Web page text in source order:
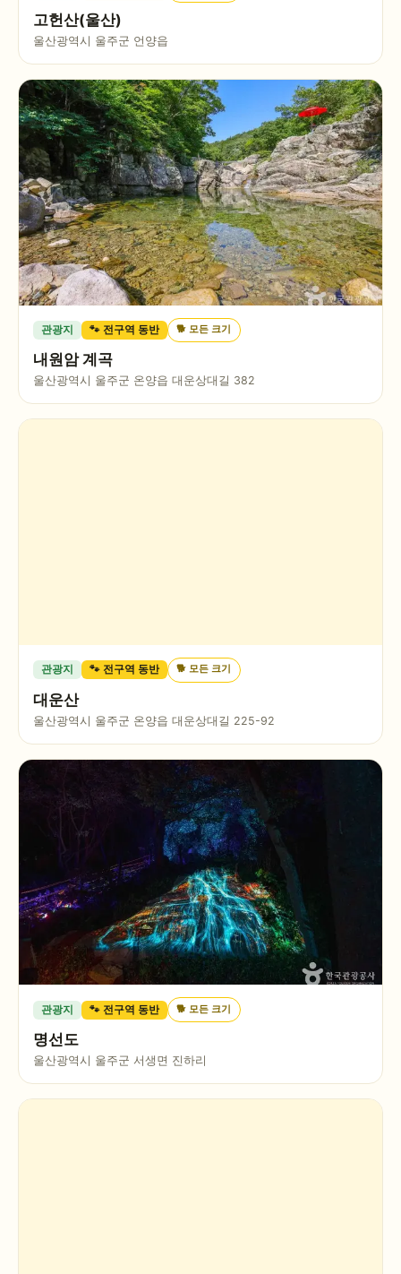
고헌산(울산)
울산광역시 울주군 언양읍
관광지 🐾 전구역 동반 🐕모든 크기
내원암 계곡
울산광역시 울주군 온양읍 대운상대길 382
관광지 🐾 전구역 동반 🐕모든 크기
대운산
울산광역시 울주군 온양읍 대운상대길 225-92
관광지 🐾 전구역 동반 🐕 모든 크기
명선도
울산광역시 울주군 서생면 진하리